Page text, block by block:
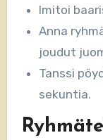
Imitoi
Anna
joudut
Tanssi
sekuntia.